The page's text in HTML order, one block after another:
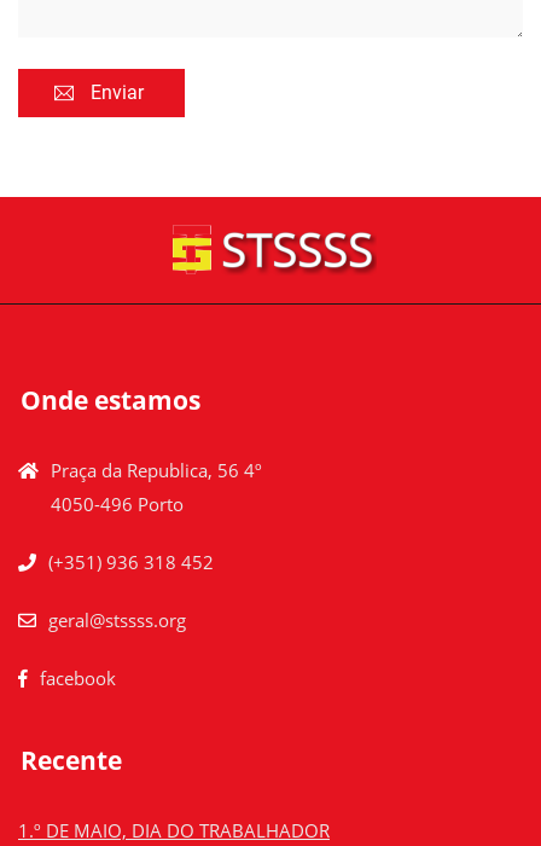
Onde estamos
Praça da Republica, 56 4º
4050-496 Porto
(+351) 936 318 452
geral@stssss.org
facebook
Recente
1.º DE MAIO, DIA DO TRABALHADOR